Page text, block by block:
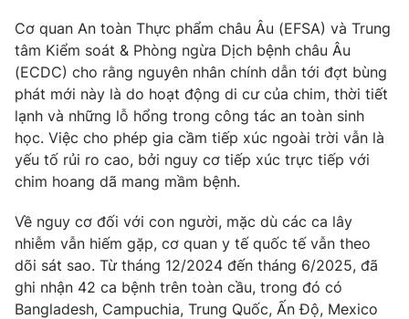
THỜI BÁO VTV
Theo dõi báo trên
Cơ quan chủ quản:
Đài Truyền hình Việt Nam
Cơ quan báo chí:Thời báo VTV
Giấy phép hoạt động báo in và báo điện tử số 483/GP-BTTTT
cấp ngày 29/12/2023
Tổng Biên tập:Vũ Thanh Thủy
Cơ quan An toàn Thực phẩm châu Âu (EFSA) và Trung
tâm Kiểm soát & Phòng ngừa Dịch bệnh châu Âu
(ECDC) cho rằng nguyên nhân chính dẫn tới đợt bùng
phát mới này là do hoạt động di cư của chim, thời tiết
lạnh và những lỗ hổng trong công tác an toàn sinh
học. Việc cho phép gia cầm tiếp xúc ngoài trời vẫn là
yếu tố rủi ro cao, bởi nguy cơ tiếp xúc trực tiếp với
chim hoang dã mang mầm bệnh.
Về nguy cơ đối với con người, mặc dù các ca lây
nhiễm vẫn hiếm gặp, cơ quan y tế quốc tế vẫn theo
dõi sát sao. Từ tháng 12/2024 đến tháng 6/2025, đã
ghi nhận 42 ca bệnh trên toàn cầu, trong đó có
Bangladesh, Campuchia, Trung Quốc, Ấn Độ, Mexico